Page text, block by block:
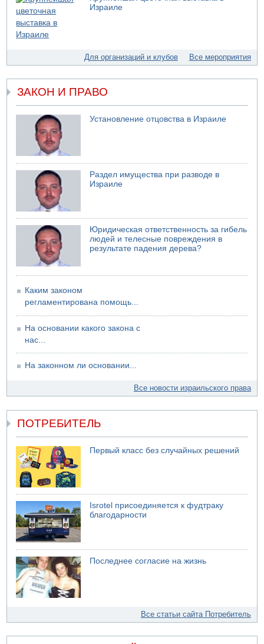
05.08.2026 06:42
В Дубае поднимается дым над портом
Еще один меморандум для Ирана
04.08.2026 20:31
Минздрав и Министерство экологии сообщили о
необычно высоком уровне загрязнения воды в девяти
04.08.2026 19:20
Шоссе 6 и участок шоссе 1 в восточном направлении в
районе Бейт-Шемеша вновь открыты для движения
Израиле
Для организаций и клубов Все мероприятия
ЗАКОН И ПРАВО
Установление отцовства в Израиле
Раздел имущества при разводе в
Израиле
Юридическая ответственность за гибель
людей и телесные повреждения в
результате падения дерева?
Каким законом
регламентирована помощь...
На основании какого закона с
нас...
На законном ли основании...
Все новости израильского права
ПОТРЕБИТЕЛЬ
Первый класс без случайных решений
Isrotel присоединяется к фудтраку
благодарности
Последнее согласие на жизнь
Все статьи сайта Потребитель